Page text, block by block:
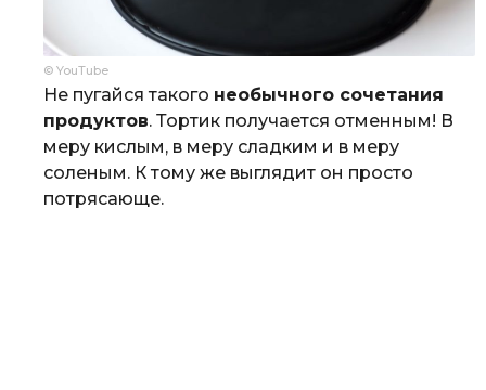
© YouTube
Не пугайся такого необычного сочетания
продуктов. Тортик получается отменным! В
меру кислым, в меру сладким и в меру
соленым. К тому же выглядит он просто
потрясающе.